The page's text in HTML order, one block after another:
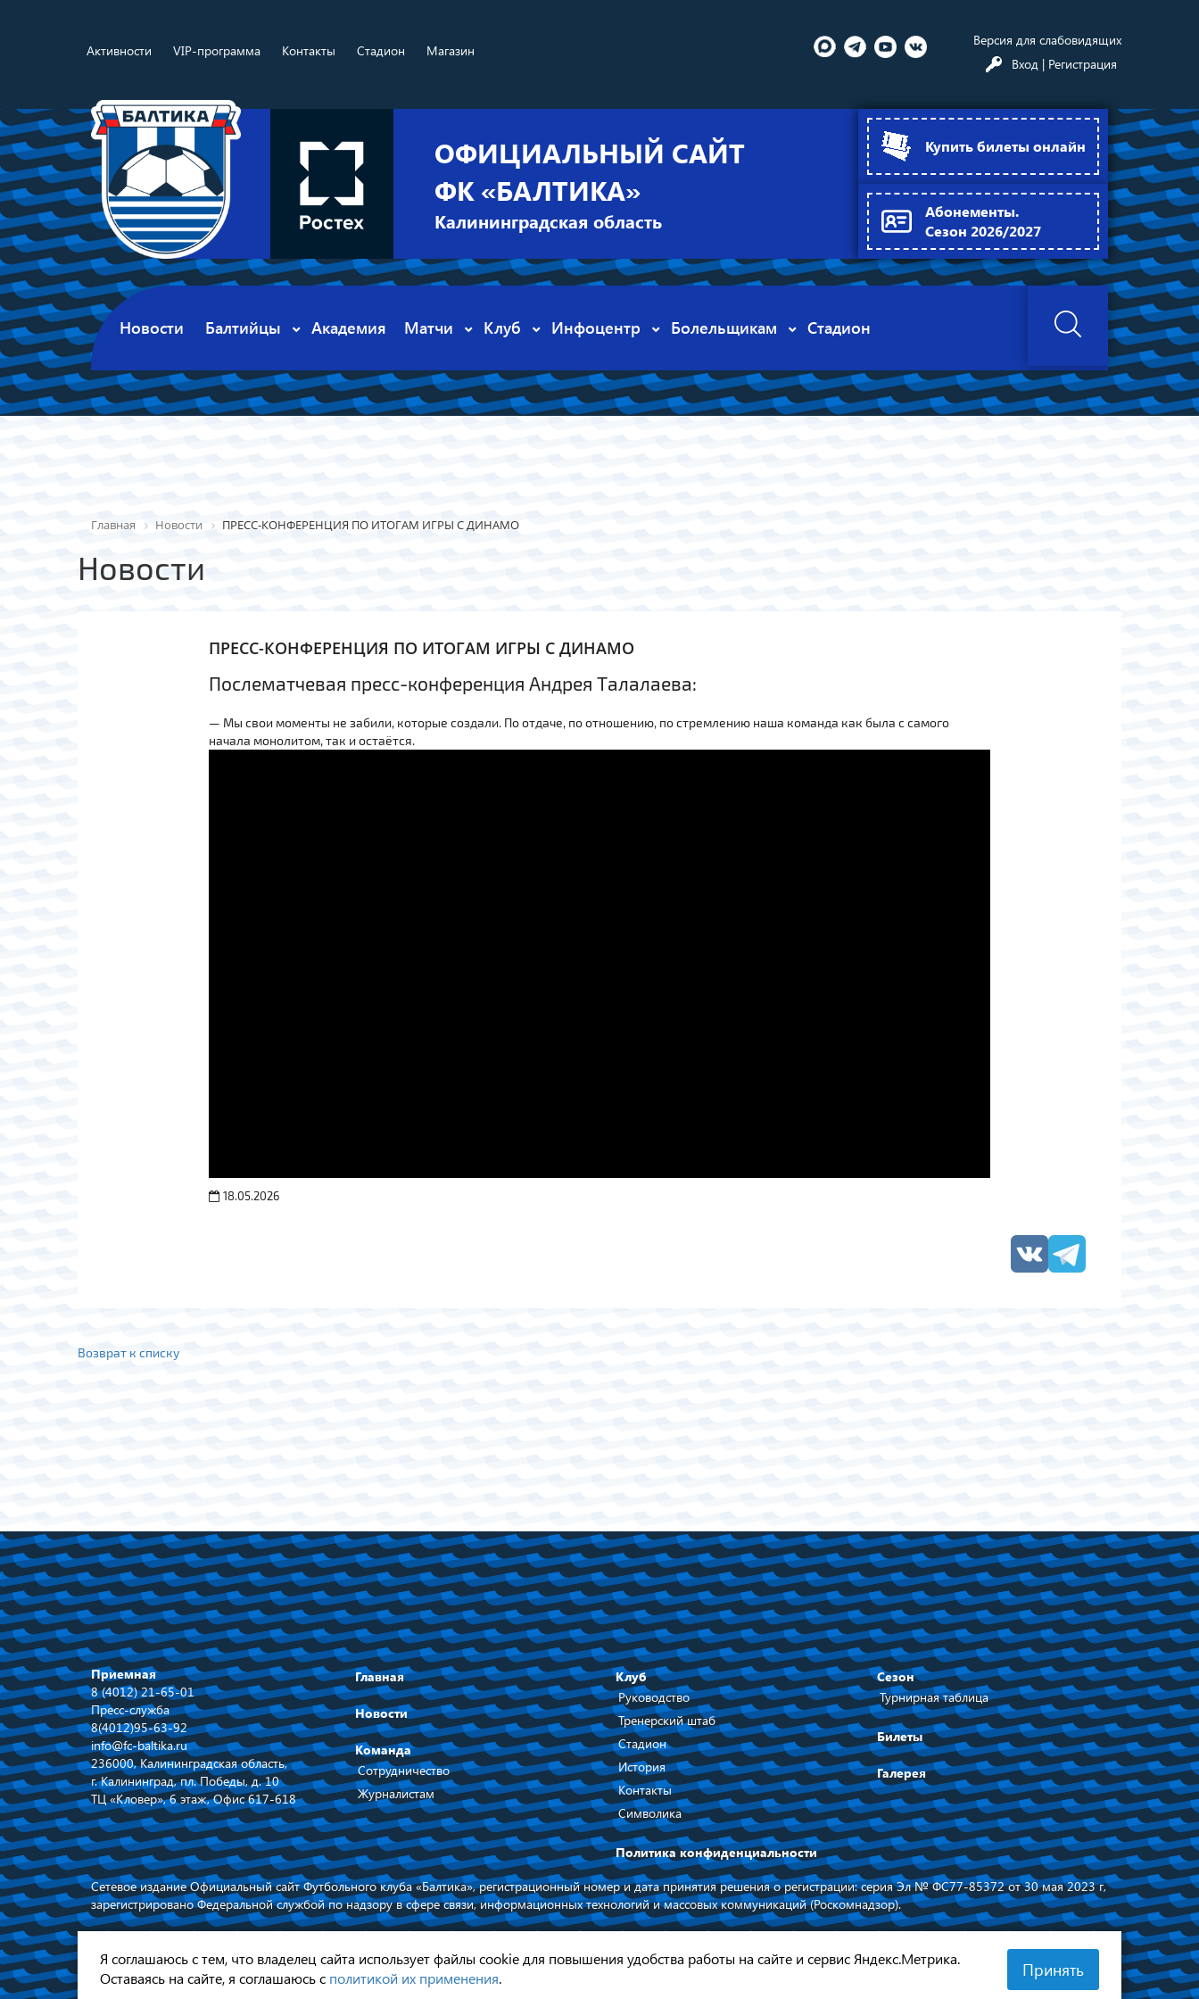
Активности VIP-программа Контакты Стадион Магазин
Версия для слабовидящих
Вход | Регистрация
ОФИЦИАЛЬНЫЙ САЙТ
ФК «БАЛТИКА»
Калининградская область
Купить билеты онлайн
Абонементы.
Сезон 2026/2027
Новости Балтийцы Академия Матчи Клуб Инфоцентр Болельщикам Стадион
Главная Новости ПРЕСС-КОНФЕРЕНЦИЯ ПО ИТОГАМ ИГРЫ С ДИНАМО
Новости
ПРЕСС-КОНФЕРЕНЦИЯ ПО ИТОГАМ ИГРЫ С ДИНАМО
Послематчевая пресс-конференция Андрея Талалаева:
— Мы свои моменты не забили, которые создали. По отдаче, по отношению, по стремлению наша команда как была с самого
начала монолитом, так и остаётся.
18.05.2026
Возврат к списку
Приемная
8 (4012) 21-65-01
Пресс-служба
8(4012)95-63-92
info@fc-baltika.ru
236000, Калининградская область,
г. Калининград, пл. Победы, д. 10
ТЦ «Кловер», 6 этаж, Офис 617-618
Главная
Новости
Команда
Сотрудничество
Журналистам
Клуб
Руководство
Тренерский штаб
Стадион
История
Контакты
Символика
Политика конфиденциальности
Сезон
Турнирная таблица
Билеты
Галерея
Сетевое издание Официальный сайт Футбольного клуба «Балтика», регистрационный номер и дата принятия решения о регистрации: серия Эл № ФС77-85372 от 30 мая 2023 г,
зарегистрировано Федеральной службой по надзору в сфере связи, информационных технологий и массовых коммуникаций (Роскомнадзор).
обязательна © 2026
Калининградской области
Я соглашаюсь с тем, что владелец сайта использует файлы cookie для повышения удобства работы на сайте и сервис Яндекс.Метрика.
Оставаясь на сайте, я соглашаюсь с политикой их применения. Принять